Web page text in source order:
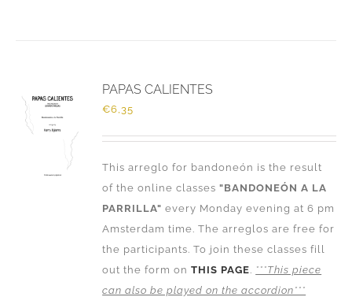
PAPAS CALIENTES
€6,35
This arreglo for bandoneón is the result
of the online classes"BANDONEÓN A LA
PARRILLA" every Monday evening at 6 pm
Amsterdam time. The arreglos are free for
the participants. To join these classes fill
out the form onTHIS PAGE. ***This piece
can also be played on the accordion***